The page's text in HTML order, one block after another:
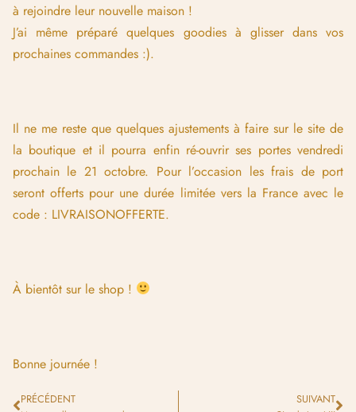
à rejoindre leur nouvelle maison !
J’ai même préparé quelques goodies à glisser dans vos
prochaines commandes :).
Il ne me reste que quelques ajustements à faire sur le site de
la boutique et il pourra enfin ré-ouvrir ses portes vendredi
prochain le 21 octobre. Pour l’occasion les frais de port
seront offerts pour une durée limitée vers la France avec le
code : LIVRAISONOFFERTE.
À bientôt sur le shop !
Bonne journée !
PRÉCÉDENT SUIVANT